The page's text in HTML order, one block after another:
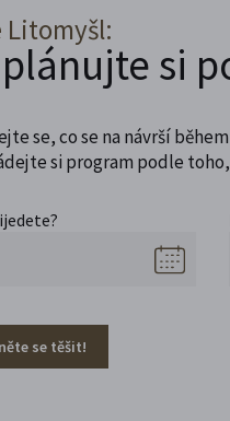
Litomyšl:
si
se, co se na návrší
si program podle
se těšit!